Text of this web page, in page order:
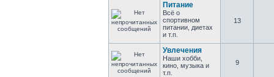
Питание
Всё о
спортивном
питании, диетах
и т.п.
13
Увлечения
Наши хобби,
кино, музыка и
т.п.
9